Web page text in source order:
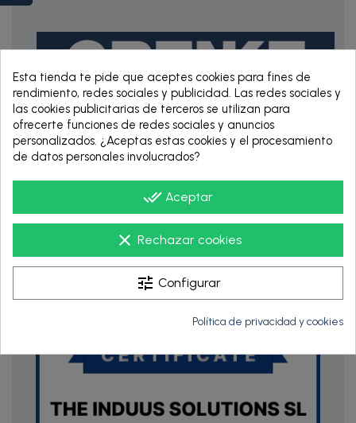
RENTING DE 12
HASTA 60 MESES
Esta tienda te pide que aceptes cookies para fines de
rendimiento, redes sociales y publicidad. Las redes sociales y
las cookies publicitarias de terceros se utilizan para
ofrecerte funciones de redes sociales y anuncios
personalizados. ¿Aceptas estas cookies y el procesamiento
de datos personales involucrados?
done_all Aceptar
clear Rechazar cookies
tune Configurar
Política de privacidad y cookies